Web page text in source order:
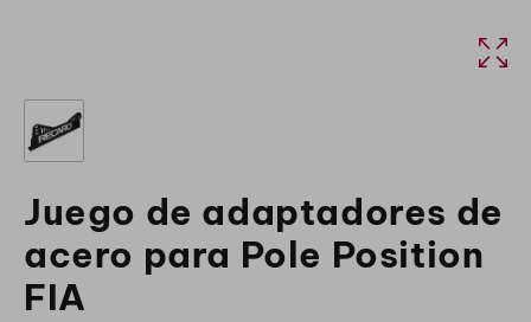
Juego de adaptadores de
acero para Pole Position
FIA